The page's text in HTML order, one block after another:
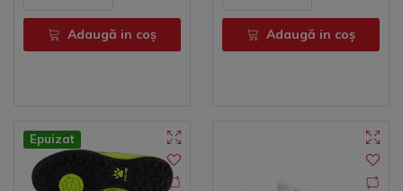
Adaugă in coş Adaugă in coş
Epuizat